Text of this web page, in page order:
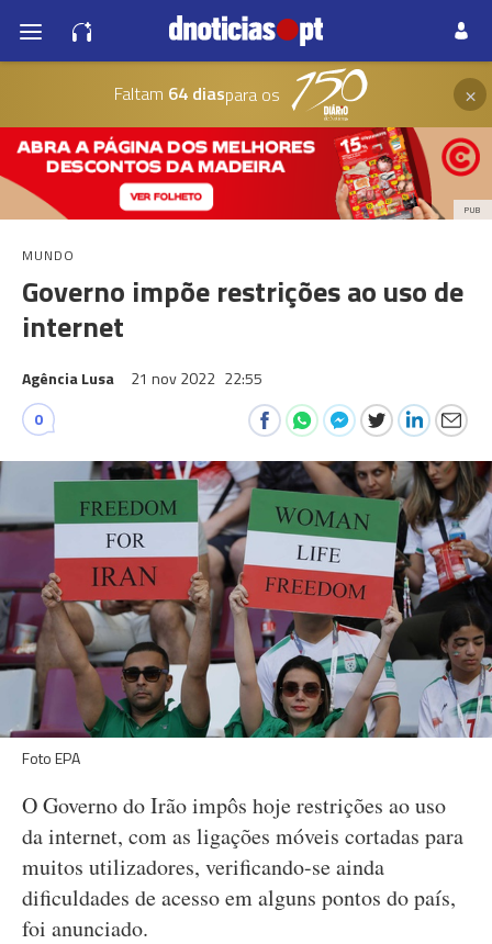
Faltam 64 diaspara os ×
PUB
MUNDO
Governo impõe restrições ao uso de
internet
Agência Lusa 21 nov 2022 22:55
0
Foto EPA
O Governo do Irão impôs hoje restrições ao uso
da internet, com as ligações móveis cortadas para
muitos utilizadores, verificando-se ainda
dificuldades de acesso em alguns pontos do país,
foi anunciado.